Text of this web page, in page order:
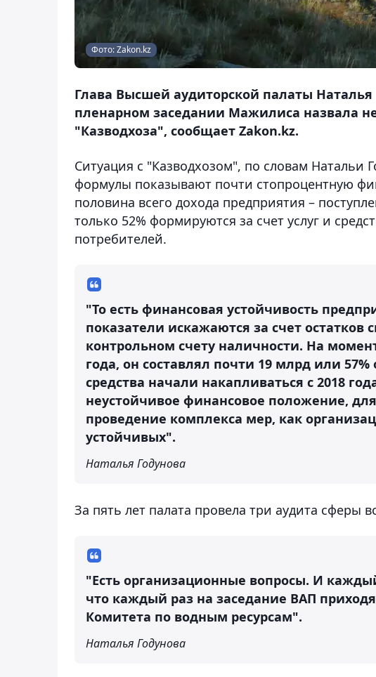
Фото: Zakon.kz
Глава Высшей аудиторской палаты Наталья
пленарном заседании Мажилиса назвала
"Казводхоза", сообщает Zakon.kz.
Ситуация с "Казводхозом", по словам Натальи
формулы показывают почти стопроцентную
половина всего дохода предприятия –
только 52% формируются за счет услуг и
потребителей.
"То есть финансовая устойчивость
показатели искажаются за счет остатков
контрольном счету наличности. На
года, он составлял почти 19 млрд или
средства начали накапливаться с 2018
неустойчивое финансовое положение,
проведение комплекса мер, как
устойчивых".
Наталья Годунова
За пять лет палата провела три аудита сферы
"Есть организационные вопросы. И
что каждый раз на заседание ВАП
Комитета по водным ресурсам".
Наталья Годунова